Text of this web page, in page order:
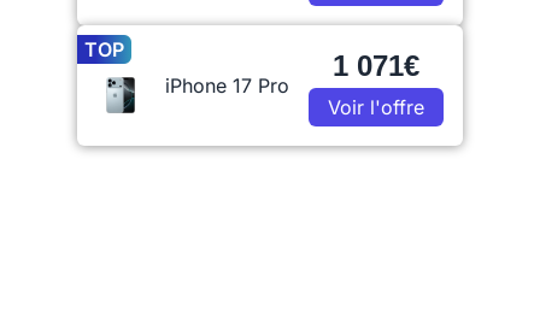
TOP
iPhone 17 Pro
1 071€
Voir l'offre